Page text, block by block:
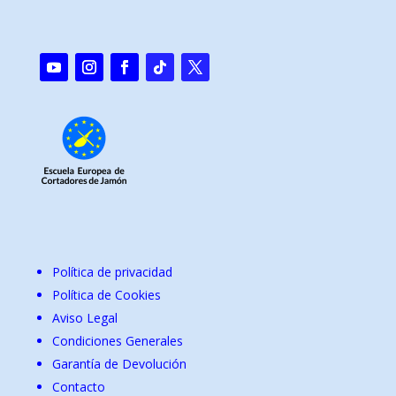
Política de privacidad
Política de Cookies
Aviso Legal
Condiciones Generales
Garantía de Devolución
Contacto